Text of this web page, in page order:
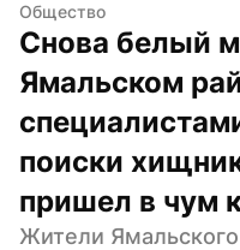
Общество
Снова белый
Ямальском
поиски
пришел в чум
Жители